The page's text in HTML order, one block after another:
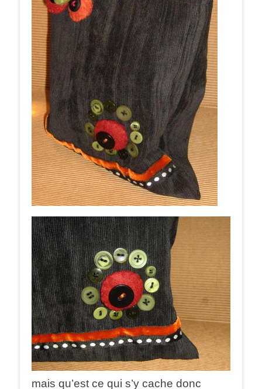
mais qu’est ce qui s’y cache donc